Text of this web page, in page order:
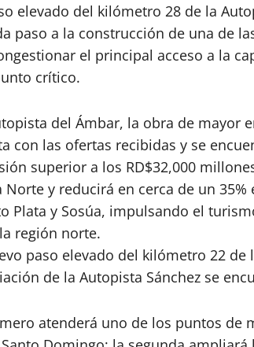
elevado del kilómetro 28 de la
paso a la construcción de una de
el principal acceso a la
crítico.
del Ámbar, la obra de mayor
con las ofertas recibidas y se
superior a los RD$32,000
Norte y reducirá en cerca de un
Plata y Sosúa, impulsando el
región norte.
paso elevado del kilómetro 22 de
de la Autopista Sánchez se
atenderá uno de los puntos de